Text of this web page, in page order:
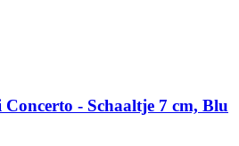
Concerto -​ Schaaltje 7 cm, Blu